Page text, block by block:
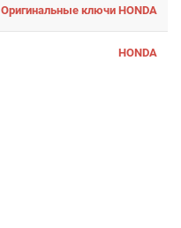
Оригинальные ключи HONDA
HONDA